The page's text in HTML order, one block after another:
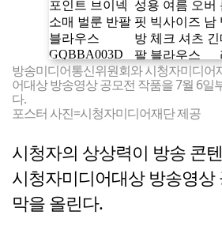
방송미디어통신위원회와 시청자미디어
어대상 방송영상 공모전 작품을 7월 6일
다.
포스터 사진=시청자미디어재단 제공
시청자의 상상력이 방송 콘
시청자미디어대상 방송영상
막을 올린다.